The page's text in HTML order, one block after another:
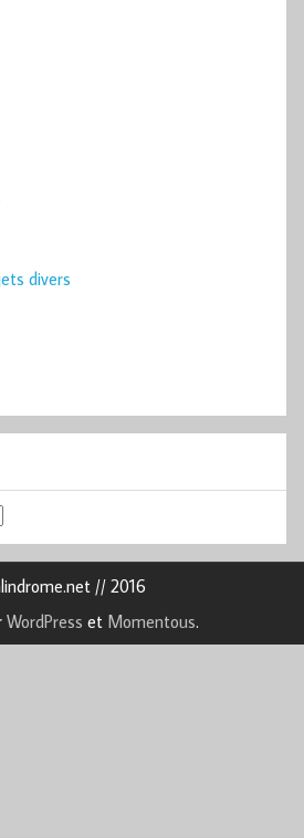
divers
// 2016
WordPress et Momentous.